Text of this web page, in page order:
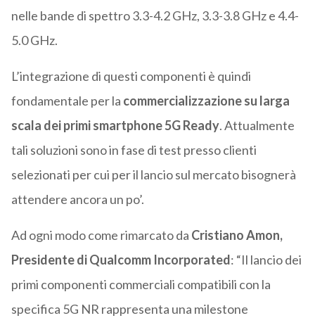
nelle bande di spettro 3.3-4.2 GHz, 3.3-3.8 GHz e 4.4-
5.0 GHz.
L’integrazione di questi componenti è quindi
fondamentale per la commercializzazione su larga
scala dei primi smartphone 5G Ready. Attualmente
tali soluzioni sono in fase di test presso clienti
selezionati per cui per il lancio sul mercato bisognerà
attendere ancora un po’.
Ad ogni modo come rimarcato da Cristiano Amon,
Presidente di Qualcomm Incorporated: “Il lancio dei
primi componenti commerciali compatibili con la
specifica 5G NR rappresenta una milestone